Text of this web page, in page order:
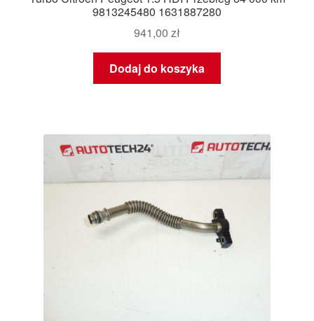
9813245480 1631887280
941,00 zł
Dodaj do koszyka